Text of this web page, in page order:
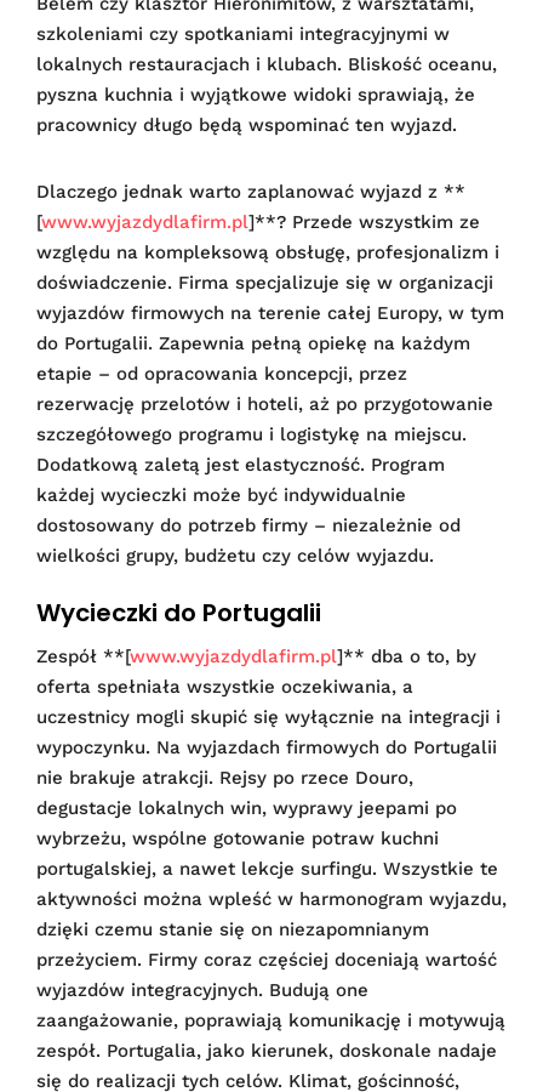
szkoleniami czy spotkaniami integracyjnymi w
lokalnych restauracjach i klubach. Bliskość oceanu,
pyszna kuchnia i wyjątkowe widoki sprawiają, że
pracownicy długo będą wspominać ten wyjazd.
Dlaczego jednak warto zaplanować wyjazd z **
[www.wyjazdydlafirm.pl]**? Przede wszystkim ze
względu na kompleksową obsługę, profesjonalizm i
doświadczenie. Firma specjalizuje się w organizacji
wyjazdów firmowych na terenie całej Europy, w tym
do Portugalii. Zapewnia pełną opiekę na każdym
etapie – od opracowania koncepcji, przez
rezerwację przelotów i hoteli, aż po przygotowanie
szczegółowego programu i logistykę na miejscu.
Dodatkową zaletą jest elastyczność. Program
każdej wycieczki może być indywidualnie
dostosowany do potrzeb firmy – niezależnie od
wielkości grupy, budżetu czy celów wyjazdu.
Wycieczki do Portugalii
Zespół **[www.wyjazdydlafirm.pl]** dba o to, by
oferta spełniała wszystkie oczekiwania, a
uczestnicy mogli skupić się wyłącznie na integracji i
wypoczynku. Na wyjazdach firmowych do Portugalii
nie brakuje atrakcji. Rejsy po rzece Douro,
degustacje lokalnych win, wyprawy jeepami po
wybrzeżu, wspólne gotowanie potraw kuchni
portugalskiej, a nawet lekcje surfingu. Wszystkie te
aktywności można wpleść w harmonogram wyjazdu,
dzięki czemu stanie się on niezapomnianym
przeżyciem. Firmy coraz częściej doceniają wartość
wyjazdów integracyjnych. Budują one
zaangażowanie, poprawiają komunikację i motywują
zespół. Portugalia, jako kierunek, doskonale nadaje
się do realizacji tych celów. Klimat, gościnność,